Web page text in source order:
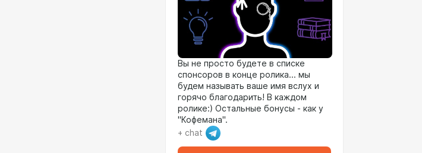
Вы не просто будете в списке
спонсоров в конце ролика... мы
будем называть ваше имя вслух и
горячо благодарить! В каждом
ролике:) Остальные бонусы - как у
"Кофемана".
+ chat